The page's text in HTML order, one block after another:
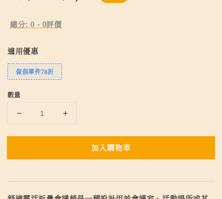
總分:0 - 0評價
適用優惠
傢俱單件78折
數量
加入購物車